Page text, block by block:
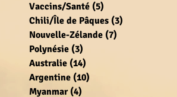
Vaccins/Santé (5)
Chili/Île de Pâques (3)
Nouvelle-Zélande (7)
Polynésie (3)
Australie (14)
Argentine (10)
Myanmar (4)